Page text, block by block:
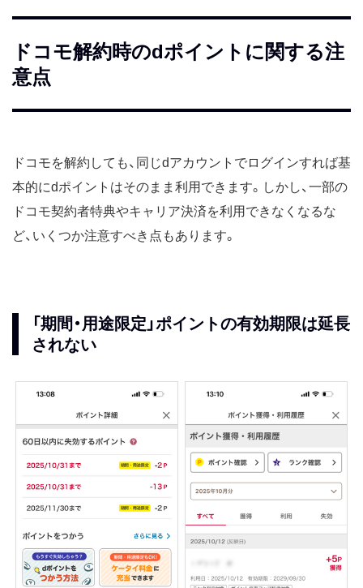
ドコモ解約時のdポイントに関する注
意点
ドコモを解約しても、同じdアカウントでログインすれば基
本的にdポイントはそのまま利用できます。しかし、一部の
ドコモ契約者特典やキャリア決済を利用できなくなるな
ど、いくつか注意すべき点もあります。
「期間・用途限定」ポイントの有効期限は延長
されない